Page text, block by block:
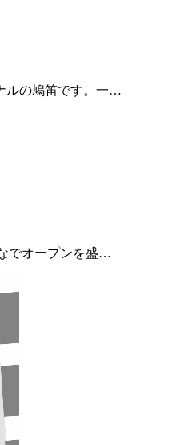
ルの鳩笛です。一…
でオープンを盛…